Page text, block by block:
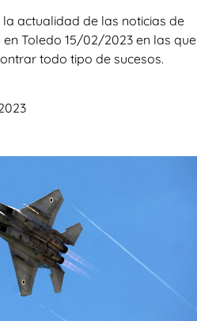
la actualidad de las noticias de
Toledo 15/02/2023 en las que
todo tipo de sucesos.